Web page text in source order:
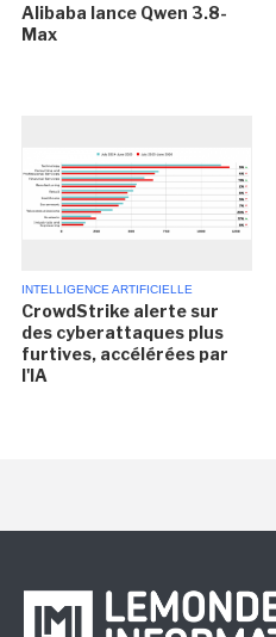
Alibaba lance Qwen 3.8-
Max
INTELLIGENCE ARTIFICIELLE
CrowdStrike alerte sur
des cyberattaques plus
furtives, accélérées par
l'IA